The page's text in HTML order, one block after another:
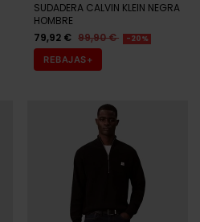
SUDADERA CALVIN KLEIN NEGRA
HOMBRE
79,92 € 99,90 € -20%
REBAJAS+